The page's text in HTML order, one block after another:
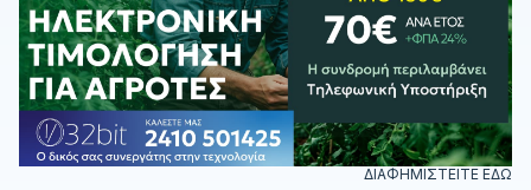
ΔΙΑΦΗΜΙΣΤΕΙΤΕ ΕΔΩ